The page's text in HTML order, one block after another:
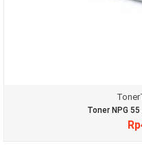
Toner
Toner NPG
Rp